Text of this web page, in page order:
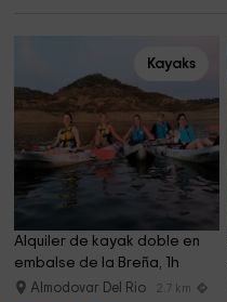
Kayaks
Alquiler de kayak doble en
embalse de la Breña, 1h
Almodovar Del Rio 2.7 km